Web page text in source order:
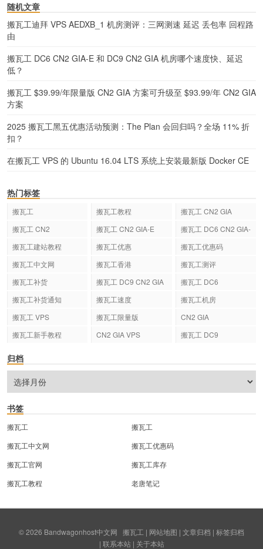
随机文章
搬瓦工迪拜 VPS AEDXB_1 机房测评：三网测速 延迟 丢包率 回程路
由
搬瓦工 DC6 CN2 GIA-E 和 DC9 CN2 GIA 机房哪个速度快、延迟
低？
搬瓦工 $39.99/年限量版 CN2 GIA 方案可升级至 $93.99/年 CN2 GIA
方案
2025 搬瓦工黑五优惠活动预测：The Plan 会回归吗？全场 11% 折
扣？
在搬瓦工 VPS 的 Ubuntu 16.04 LTS 系统上安装最新版 Docker CE
热门标签
搬瓦工 搬瓦工教程
搬瓦工 CN2 GIA
搬瓦工 CN2
搬瓦工 CN2 GIA-E
搬瓦工 DC6 CN2 GIA-
搬瓦工建站教程 搬瓦工优惠
搬瓦工优惠码
搬瓦工中文网
搬瓦工香港
搬瓦工测评
搬瓦工补货
搬瓦工 DC9 CN2 GIA
搬瓦工 DC6
搬瓦工补货通知
搬瓦工速度
搬瓦工机房
搬瓦工 VPS
搬瓦工限量版
CN2 GIA
搬瓦工新手教程
CN2 GIA VPS 搬瓦工 DC9
归档
书签
搬瓦工
搬瓦工
搬瓦工中文网
搬瓦工优惠码
搬瓦工官网
搬瓦工库存
搬瓦工教程
老唐笔记
© 2026 Bandwagonhost中文网 搬瓦工 | 网站地图 | 文章归档 | 标签归档
| 联系本站| 关于本站